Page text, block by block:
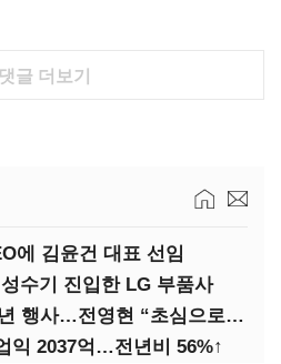
댓글 더보기
에 김윤건 대표 선임
수기 진입한 LG 부품사
삼성전자, 창립 56주년 행사…전영현 “초심으로 경쟁력 회복해야”
익 2037억…전년비 56%↑